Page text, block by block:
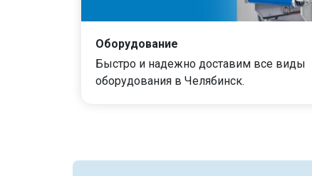
Оборудование
Быстро и надежно доставим все виды
оборудования в Челябинск.